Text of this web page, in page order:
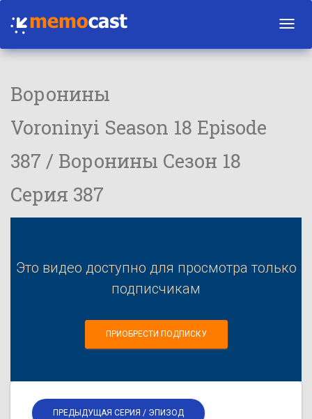
Воронины
Voroninyi Season 18 Episode
387 / Воронины Сезон 18
Серия 387
Это видео доступно для просмотра только
подписчикам
ПРИОБРЕСТИ ПОДПИСКУ
ПРЕДЫДУЩАЯ СЕРИЯ / ЭПИЗОД